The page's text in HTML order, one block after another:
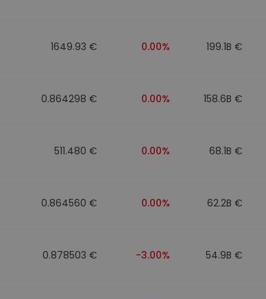
1649.93 € 0.00% 199.1B €
0.864298 € 0.00% 158.6B €
511.480 € 0.00% 68.1B €
0.864560 € 0.00% 62.2B €
0.878503 € -3.00% 54.9B €